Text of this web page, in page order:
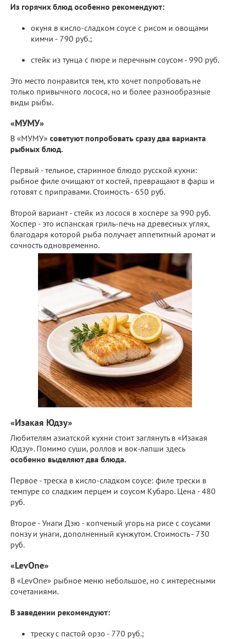
Из горячих блюд особенно рекомендуют:
окуня в кисло-сладком соусе с рисом и овощами
кимчи - 790 руб.;
стейк из тунца с пюре и перечным соусом - 990 руб.
Это место понравится тем, кто хочет попробовать не
только привычного лосося, но и более разнообразные
виды рыбы.
«МУМУ»
В «МУМУ» советуют попробовать сразу два варианта
рыбных блюд.
Первый - тельное, старинное блюдо русской кухни:
рыбное филе очищают от костей, превращают в фарш и
готовят с приправами. Стоимость - 650 руб.
Второй вариант - стейк из лосося в хоспере за 990 руб.
Хоспер - это испанская гриль-печь на древесных углях,
благодаря которой рыба получает аппетитный аромат и
сочность одновременно.
«Изакая Юдзу»
Любителям азиатской кухни стоит заглянуть в «Изакая
Юдзу». Помимо суши, роллов и вок-лапши здесь
особенно выделяют два блюда.
Первое - треска в кисло-сладком соусе: филе трески в
темпуре со сладким перцем и соусом Кубаро. Цена - 480
руб.
Второе - Унаги Дзю - копченый угорь на рисе с соусами
понзу и унаги, дополненный кунжутом. Стоимость - 730
руб.
«LevOne»
В «LevOne» рыбное меню небольшое, но с интересными
сочетаниями.
В заведении рекомендуют:
треску с пастой орзо - 770 руб.;